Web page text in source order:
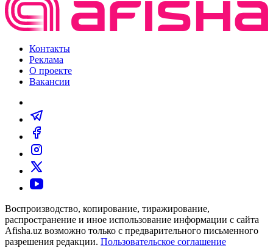
Контакты
Реклама
О проекте
Вакансии
Воспроизводство, копирование, тиражирование,
распространение и иное использование информации с сайта
Afisha.uz возможно только с предварительного письменного
разрешения редакции. Пользовательское соглашение